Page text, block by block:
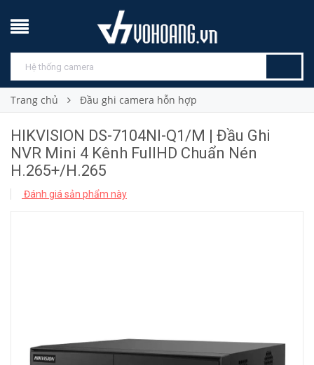
Trang chủ Đầu ghi camera hỗn hợp
HIKVISION DS-7104NI-Q1/M | Đầu Ghi
NVR Mini 4 Kênh FullHD Chuẩn Nén
H.265+/H.265
Đánh giá sản phẩm này